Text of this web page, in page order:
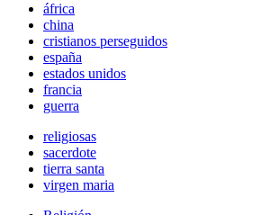
áfrica
china
cristianos perseguidos
españa
estados unidos
francia
guerra
religiosas
sacerdote
tierra santa
virgen maria